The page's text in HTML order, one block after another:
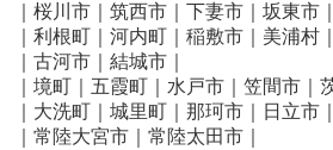
｜桜川市｜筑西市｜下妻市｜坂東市｜
｜利根町｜河内町｜稲敷市｜美浦村｜
｜古河市｜結城市｜
｜境町｜五霞町｜水戸市｜笠間市｜
｜大洗町｜城里町｜那珂市｜日立市
｜常陸大宮市｜常陸太田市｜